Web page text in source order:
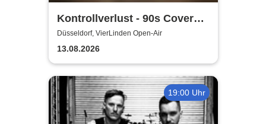
Kontrollverlust - 90s Cover
Band
Düsseldorf, VierLinden Open-Air
13.08.2026
19:00 Uhr